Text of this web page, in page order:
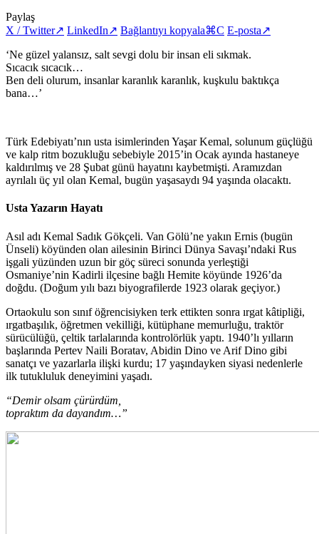
Paylaş
X / Twitter↗ LinkedIn↗ Bağlantıyı kopyala⌘C E-posta↗
‘Ne güzel yalansız, salt sevgi dolu bir insan eli sıkmak.
Sıcacık sıcacık…
Ben deli olurum, insanlar karanlık karanlık, kuşkulu baktıkça
bana…’
Türk Edebiyatı’nın usta isimlerinden Yaşar Kemal, solunum güçlüğü
ve kalp ritm bozukluğu sebebiyle 2015’in Ocak ayında hastaneye
kaldırılmış ve 28 Şubat günü hayatını kaybetmişti. Aramızdan
ayrılalı üç yıl olan Kemal, bugün yaşasaydı 94 yaşında olacaktı.
Usta Yazarın Hayatı
Asıl adı Kemal Sadık Gökçeli. Van Gölü’ne yakın Ernis (bugün
Ünseli) köyünden olan ailesinin Birinci Dünya Savaşı’ndaki Rus
işgali yüzünden uzun bir göç süreci sonunda yerleştiği
Osmaniye’nin Kadirli ilçesine bağlı Hemite köyünde 1926’da
doğdu. (Doğum yılı bazı biyografilerde 1923 olarak geçiyor.)
Ortaokulu son sınıf öğrencisiyken terk ettikten sonra ırgat kâtipliği,
ırgatbaşılık, öğretmen vekilliği, kütüphane memurluğu, traktör
sürücülüğü, çeltik tarlalarında kontrolörlük yaptı. 1940’lı yılların
başlarında Pertev Naili Boratav, Abidin Dino ve Arif Dino gibi
sanatçı ve yazarlarla ilişki kurdu; 17 yaşındayken siyasi nedenlerle
ilk tutukluluk deneyimini yaşadı.
“Demir olsam çürürdüm,
topraktım da dayandım…”